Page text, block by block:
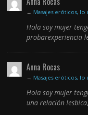
→ Masajes eróticos,
Hola soy mujer
probarexperiencia
Anna Rocas
→ Masajes eróticos,
Hola soy mujer
una relación lesbica,